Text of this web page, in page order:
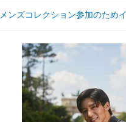
ンズコレクション参加のため